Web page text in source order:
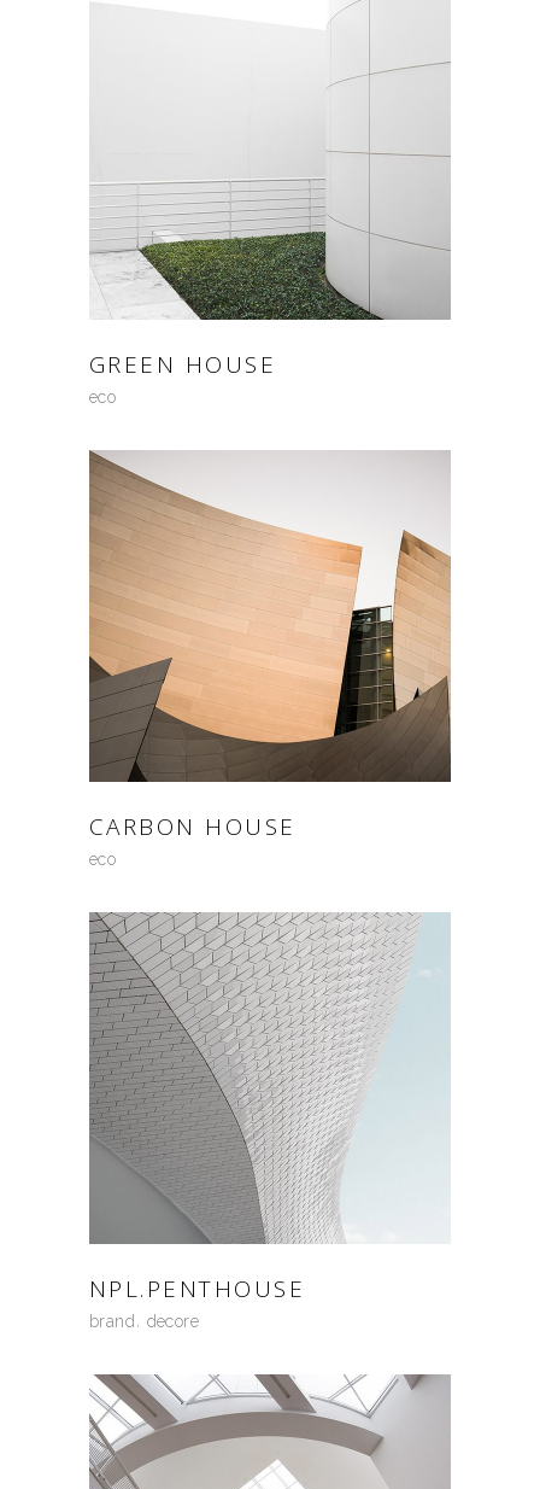
GREEN HOUSE
eco
CARBON HOUSE
eco
NPL.PENTHOUSE
brand decore